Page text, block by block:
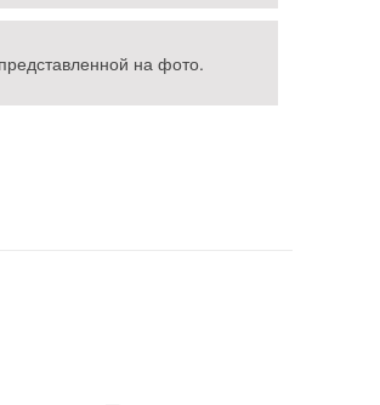
на фото.